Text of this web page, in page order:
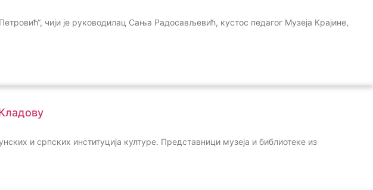
чији је руководилац Сања Радосављевић, кустос педагог Музеја Крајине,
и српских институција културе. Представници музеја и библиотеке из